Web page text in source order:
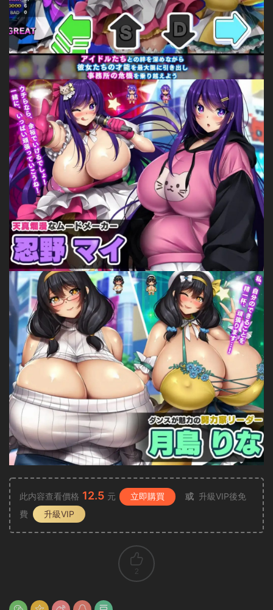
此内容查看價格 12.5 元 立即購買 或 升級VIP後免
費
升級VIP
2